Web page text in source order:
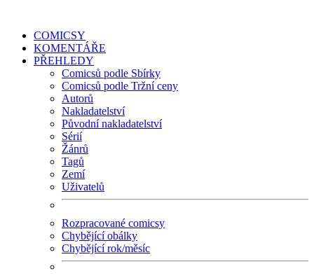
COMICSY
KOMENTÁŘE
PŘEHLEDY
Comicsů podle Sbírky
Comicsů podle Tržní ceny
Autorů
Nakladatelství
Původní nakladatelství
Sérií
Žánrů
Tagů
Zemí
Uživatelů
Rozpracované comicsy
Chybějící obálky
Chybějící rok/měsíc